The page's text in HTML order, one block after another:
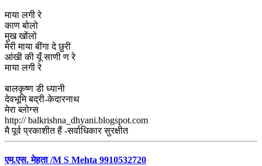
माया लगी रे
काण बोलो
मुख खोंलो
मेरी माया बींगा दे छुरी
आंखी की यूँ साणी ण रे
माया लगी रे
बालकृष्ण डी ध्यानी
देवभूमि बद्री-केदारनाथ
मेरा ब्लोग्स
http:// balkrishna_dhyani.blogspot.com
मै पूर्व प्रकाशीत हैं -सर्वाधिकार सुरक्षीत
एम.एस. मेहता /M S Mehta 9910532720